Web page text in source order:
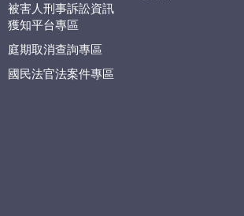
被害人刑事訴訟資訊
獲知平台專區
庭期取消查詢專區
國民法官法案件專區